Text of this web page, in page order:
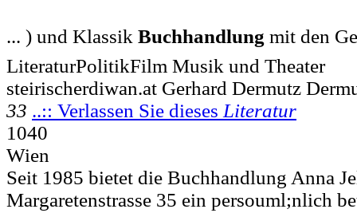
... ) und Klassik Buchhandlung mit den
LiteraturPolitikFilm Musik und Theater
steirischerdiwan.at Gerhard Dermutz
33 ..:: Verlassen Sie dieses Literatur
1040
Wien
Seit 1985 bietet die Buchhandlung Anna
Margaretenstrasse 35 ein persouml;nlich